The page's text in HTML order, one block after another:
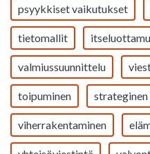
psyykkiset vaikutukset
tietomallit
valmiussuunnittelu
toipuminen
viherrakentaminen